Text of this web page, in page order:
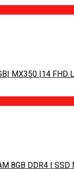
MX350 |14 FHD
8GB DDR4 |